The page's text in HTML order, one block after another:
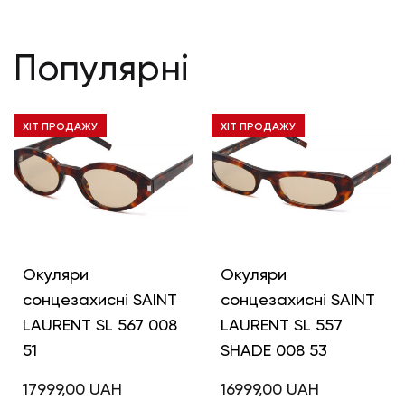
Популярні
ХІТ ПРОДАЖУ
Окуляри
сонцезахисні SAINT
LAURENT SL 567 008
51
17999,00 UAH
ХІТ ПРОДАЖУ
Окуляри
сонцезахисні SAINT
LAURENT SL 557
SHADE 008 53
16999,00 UAH